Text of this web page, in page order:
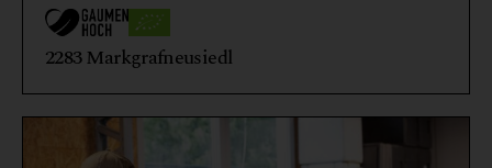
2283 Markgrafneusiedl